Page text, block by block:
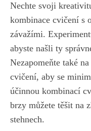
Nechte svoji
kombinace cvičení s
závažími.
abyste našli ty
Nezapomeňte také
cvičení, aby se
účinnou kombinací
brzy⁣ můžete těšit‌ na⁣
stehnech.⁣